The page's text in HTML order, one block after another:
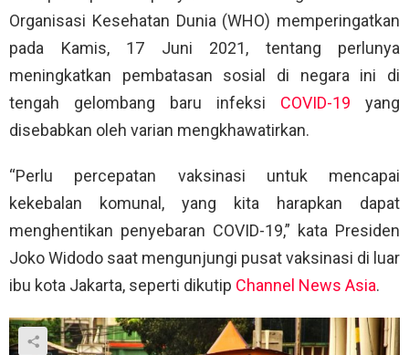
Organisasi Kesehatan Dunia (WHO) memperingatkan
pada Kamis, 17 Juni 2021, tentang perlunya
meningkatkan pembatasan sosial di negara ini di
tengah gelombang baru infeksi COVID-19 yang
disebabkan oleh varian mengkhawatirkan.
“Perlu percepatan vaksinasi untuk mencapai
kekebalan komunal, yang kita harapkan dapat
menghentikan penyebaran COVID-19,” kata Presiden
Joko Widodo saat mengunjungi pusat vaksinasi di luar
ibu kota Jakarta, seperti dikutip Channel News Asia.